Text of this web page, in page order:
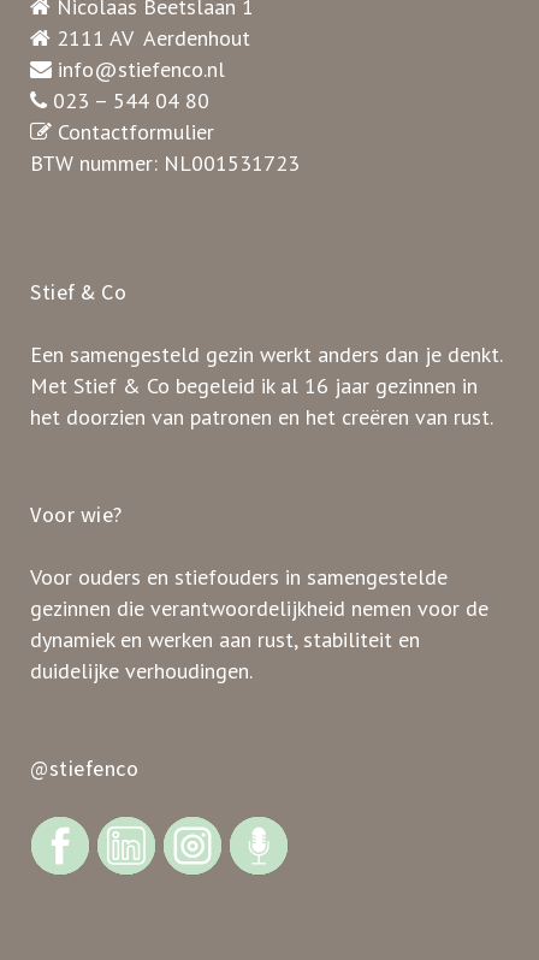
Nicolaas Beetslaan 1
2111 AV Aerdenhout
info@stiefenco.nl
023 – 544 04 80
Contactformulier
BTW nummer: NL001531723
Stief & Co
Een samengesteld gezin werkt anders dan je denkt.
Met Stief & Co begeleid ik al 16 jaar gezinnen in
het doorzien van patronen en het creëren van rust.
Voor wie?
Voor ouders en stiefouders in samengestelde
gezinnen die verantwoordelijkheid nemen voor de
dynamiek en werken aan rust, stabiliteit en
duidelijke verhoudingen.
@stiefenco